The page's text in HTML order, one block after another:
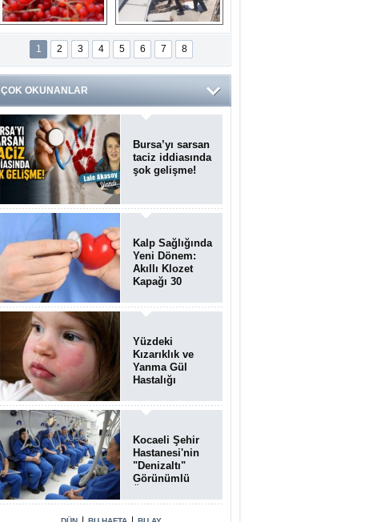
Gilaburu meyvesi
kanserden koruyor
Endonezya’daki
deprem: Ölü sayısı
bin 203'e yükseldi
1 2 3 4 5 6 7 8
ÇOK OKUNANLAR
Bursa’yı sarsan
taciz iddiasında
şok gelişme!
Kalp Sağlığında
Yeni Dönem:
Akıllı Klozet
Kapağı 30
Bozukluğunu
Tespit Ediyor
Yüzdeki
Kızarıklık ve
Yanma Gül
Hastalığı
Belirtisi Olabilir
Kocaeli Şehir
Hastanesi'nin
"Denizaltı"
Görünümlü
Hastalara Umut
Oluyor